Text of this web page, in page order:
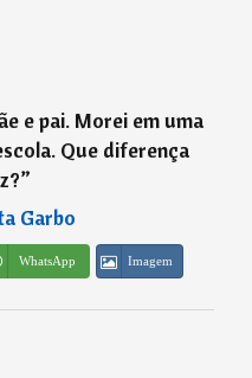
e pai. Morei em uma
Que diferença
”
Garbo
WhatsApp Imagem